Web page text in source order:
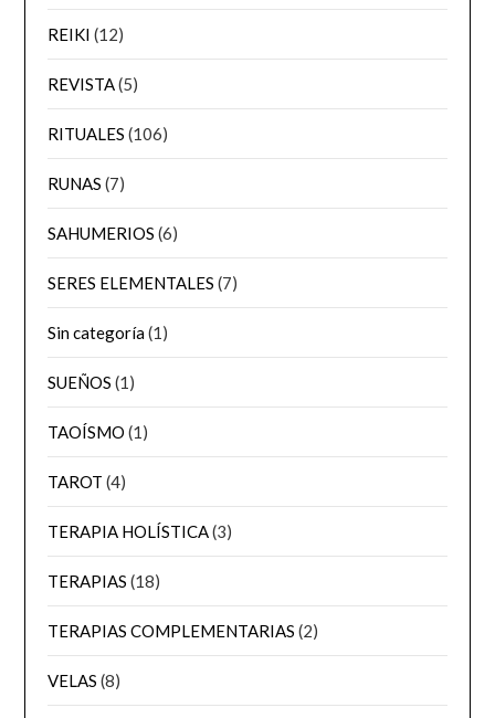
REIKI (12)
REVISTA(5)
RITUALES (106)
RUNAS (7)
SAHUMERIOS (6)
SERES ELEMENTALES (7)
Sin categoría(1)
SUEÑOS (1)
TAOÍSMO (1)
TAROT (4)
TERAPIA HOLÍSTICA(3)
TERAPIAS (18)
TERAPIAS COMPLEMENTARIAS (2)
VELAS (8)